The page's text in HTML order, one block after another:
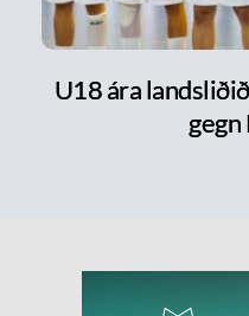
U18 ára